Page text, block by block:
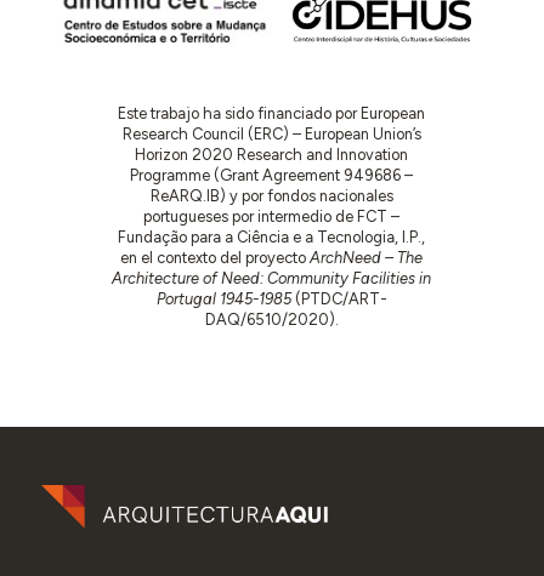
Este trabajo ha sido financiado por European
Research Council (ERC) – European Union’s
Horizon 2020 Research and Innovation
Programme (Grant Agreement 949686 –
ReARQ.IB) y por fondos nacionales
portugueses por intermedio de FCT –
Fundação para a Ciência e a Tecnologia, I.P.,
en el contexto del proyectoArchNeed – The
Architecture of Need: Community Facilities in
Portugal 1945-1985(PTDC/ART-
DAQ/6510/2020).